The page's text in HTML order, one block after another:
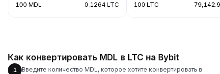
100 MDL 0.1264 LTC 100 LTC
Как конвертировать MDL в LTC на Bybit
1
Введите количество MDL, которое хотите конвертировать в